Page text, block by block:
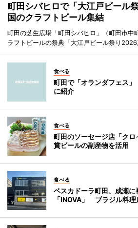
町田シバヒロで「大江戸ビー
国のクラフトビール集結
町田の芝生広場「町田シバヒロ」（町田市中
ラフトビールの祭典「大江戸ビール祭り2026
食べる
町田で「オランダフェス
に紹介
食べる
町田のソーセージ店「ク
賞ビールの副産物を活用
食べる
ペスカドーラ町田、成瀬に
「INOVA」 ブラジル料理